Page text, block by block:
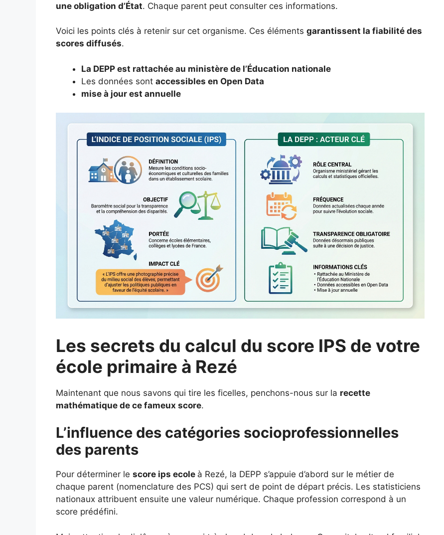
une obligation d’État. Chaque parent peut consulter ces informations.
Voici les points clés à retenir sur cet organisme. Ces éléments garantissent la fiabilité des
scores diffusés.
La DEPP est rattachée au ministère de l’Éducation nationale
Les données sont accessibles en Open Data
mise à jour est annuelle
Les secrets du calcul du score IPS de votre
école primaire à Rezé
Maintenant que nous savons qui tire les ficelles, penchons-nous sur la recette
mathématique de ce fameux score.
L’influence des catégories socioprofessionnelles
des parents
Pour déterminer le score ips ecole à Rezé, la DEPP s’appuie d’abord sur le métier de
chaque parent (nomenclature des PCS) qui sert de point de départ précis. Les statisticiens
nationaux attribuent ensuite une valeur numérique. Chaque profession correspond à un
score prédéfini.